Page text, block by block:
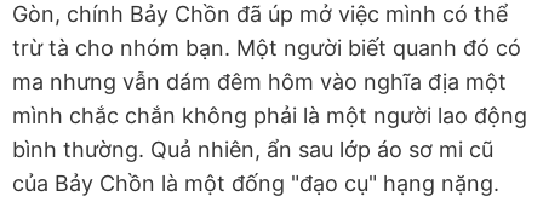
Gòn, chính Bảy Chồn đã úp mở việc mình có thể
trừ tà cho nhóm bạn. Một người biết quanh đó có
ma nhưng vẫn dám đêm hôm vào nghĩa địa một
mình chắc chắn không phải là một người lao động
bình thường. Quả nhiên, ẩn sau lớp áo sơ mi cũ
của Bảy Chồn là một đống "đạo cụ" hạng nặng.